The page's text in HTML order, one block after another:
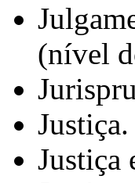
(nível
Justiça